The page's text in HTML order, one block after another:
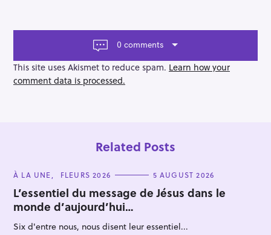
a
g
a
t
0 comments
This site uses Akismet to reduce spam. Learn how your
comment data is processed.
Related Posts
C
T
E
G
O
R
I
À LA UNE FLEURS 2026 5 AUGUST 2026
L’essentiel du message de Jésus dans le
monde d’aujourd’hui…
Six d'entre nous, nous disent leur essentiel...